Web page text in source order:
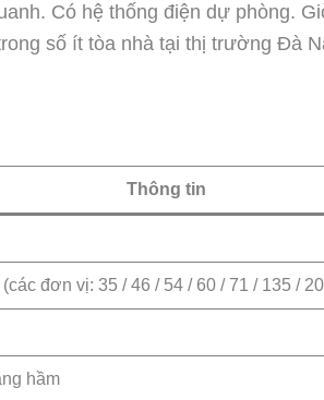
Có hệ thống điện dự phòng.
số ít tòa nhà tại thị trường Đà
Thông tin
(các đơn vị: 35 / 46 / 54 / 60 / 71 / 135 /
hầm